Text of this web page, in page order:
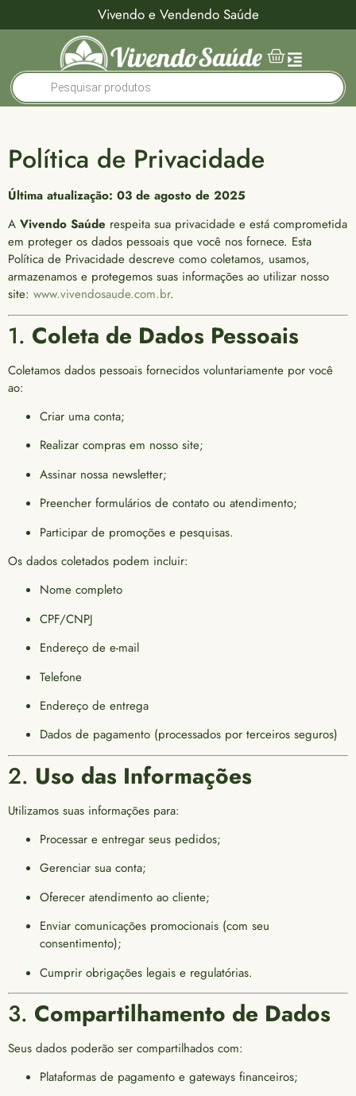
Vivendo e Vendendo Saúde
Política de Privacidade
Última atualização: 03 de agosto de 2025
A Vivendo Saúde respeita sua privacidade e está comprometida
em proteger os dados pessoais que você nos fornece. Esta
Política de Privacidade descreve como coletamos, usamos,
armazenamos e protegemos suas informações ao utilizar nosso
site: www.vivendosaude.com.br.
1. Coleta de Dados Pessoais
Coletamos dados pessoais fornecidos voluntariamente por você
ao:
Criar uma conta;
Realizar compras em nosso site;
Assinar nossa newsletter;
Preencher formulários de contato ou atendimento;
Participar de promoções e pesquisas.
Os dados coletados podem incluir:
Nome completo
CPF/CNPJ
Endereço de e-mail
Telefone
Endereço de entrega
Dados de pagamento (processados por terceiros seguros)
2. Uso das Informações
Utilizamos suas informações para:
Processar e entregar seus pedidos;
Gerenciar sua conta;
Oferecer atendimento ao cliente;
Enviar comunicações promocionais (com seu
consentimento);
Cumprir obrigações legais e regulatórias.
3. Compartilhamento de Dados
Seus dados poderão ser compartilhados com:
Plataformas de pagamento e gateways financeiros;